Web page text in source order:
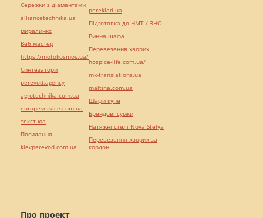
Про проект
Сережки з діамантами
alliancetechnika.ua
миралинкс
Веб мастер
https://motokosmos.ua/
Синтезатори
perevod.agency
agrotechnika.com.ua
europeservice.com.ua
текст юа
Посилання
kievperevod.com.ua
pereklad.ua
Підготовка до НМТ / ЗНО
Винна шафа
Перевезення хворих
hospice-life.com.ua/
mk-translations.ua
maltina.com.ua
Шафи купе
Брендові сумки
Натяжні стелі Nova Stelya
Перевезення хворих за
кордон